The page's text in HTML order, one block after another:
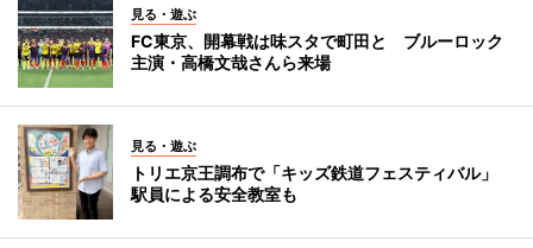
見る・遊ぶ
FC東京、開幕戦は味スタで町田と ブルーロック
主演・高橋文哉さんら来場
見る・遊ぶ
トリエ京王調布で「キッズ鉄道フェスティバル」
駅員による安全教室も